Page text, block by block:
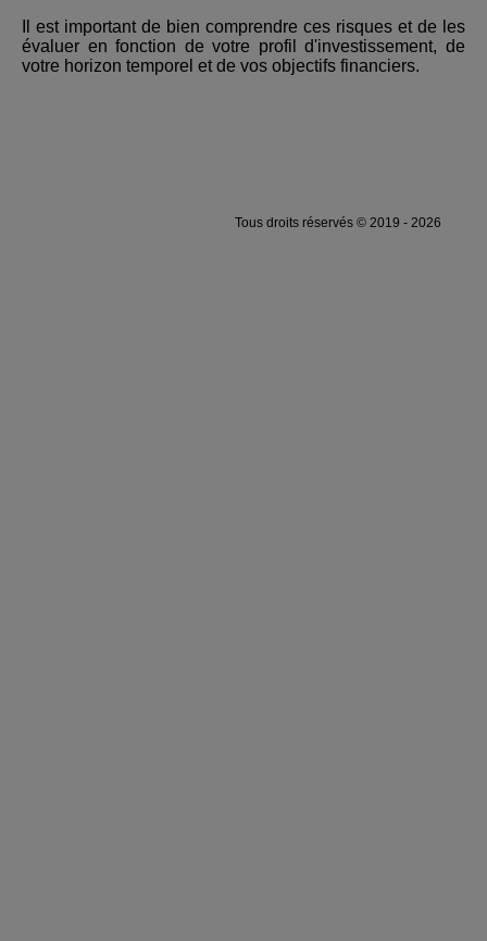
Il est important de bien comprendre ces risques et de les
évaluer en fonction de votre profil d'investissement, de
votre horizon temporel et de vos objectifs financiers.
Tous droits réservés © 2019 - 2026